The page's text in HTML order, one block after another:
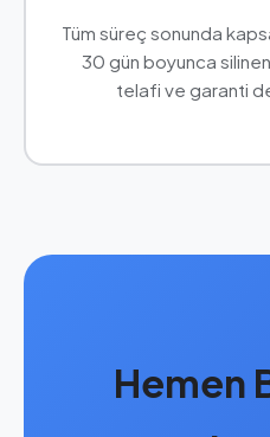
Tüm süreç sonunda
30 gün boyunca
telafi ve garanti
Hemen